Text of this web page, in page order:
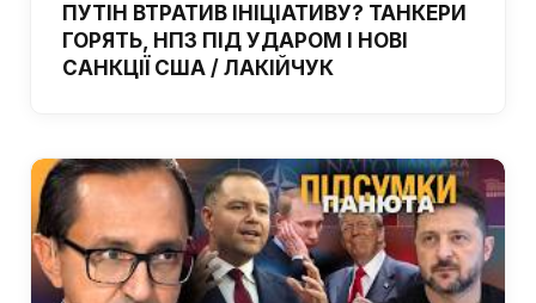
ПУТІН ВТРАТИВ ІНІЦІАТИВУ? ТАНКЕРИ
ГОРЯТЬ, НПЗ ПІД УДАРОМ І НОВІ
САНКЦІЇ США / ЛАКІЙЧУК